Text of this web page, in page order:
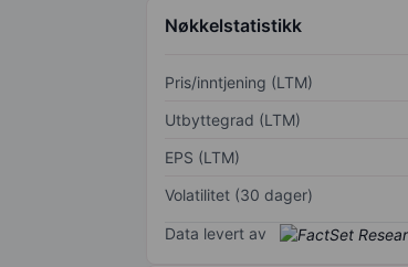
Nøkkelstatistikk
Pris/inntjening (LTM)
Utbyttegrad (LTM)
EPS (LTM)
Volatilitet (30 dager)
Data levert av